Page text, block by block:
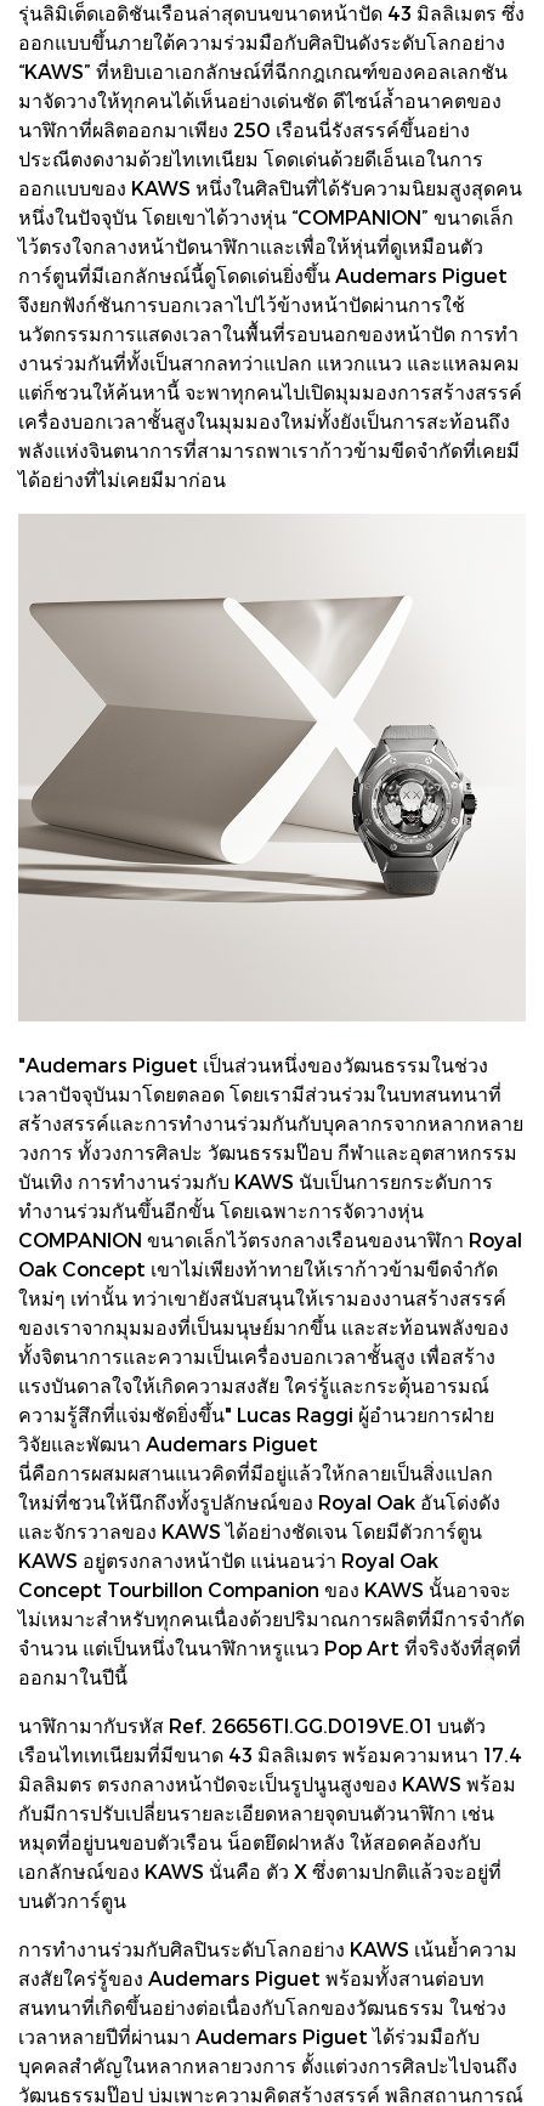
รุ่นลิมิเต็ดเอดิชันเรือนล่าสุดบนขนาดหน้าปัด 43 มิลลิเมตร ซึ่ง
ออกแบบขึ้นภายใต้ความร่วมมือกับศิลปินดังระดับโลกอย่าง
“KAWS” ที่หยิบเอาเอกลักษณ์ที่ฉีกกฎเกณฑ์ของคอลเลกชัน
มาจัดวางให้ทุกคนได้เห็นอย่างเด่นชัด ดีไซน์ล้ำอนาคตของ
นาฬิกาที่ผลิตออกมาเพียง 250 เรือนนี่รังสรรค์ขึ้นอย่าง
ประณีตงดงามด้วยไทเทเนียม โดดเด่นด้วยดีเอ็นเอในการ
ออกแบบของ KAWS หนึ่งในศิลปินที่ได้รับความนิยมสูงสุดคน
หนึ่งในปัจจุบัน โดยเขาได้วางหุ่น “COMPANION” ขนาดเล็ก
ไว้ตรงใจกลางหน้าปัดนาฬิกาและเพื่อให้หุ่นที่ดูเหมือนตัว
การ์ตูนที่มีเอกลักษณ์นี้ดูโดดเด่นยิ่งขึ้น Audemars Piguet
จึงยกฟังก์ชันการบอกเวลาไปไว้ข้างหน้าปัดผ่านการใช้
นวัตกรรมการแสดงเวลาในพื้นที่รอบนอกของหน้าปัด การทํา
งานร่วมกันที่ทั้งเป็นสากลทว่าแปลก แหวกแนว และแหลมคม
แต่ก็ชวนให้ค้นหานี้ จะพาทุกคนไปเปิดมุมมองการสร้างสรรค์
เครื่องบอกเวลาชั้นสูงในมุมมองใหม่ทั้งยังเป็นการสะท้อนถึง
พลังแห่งจินตนาการที่สามารถพาเราก้าวข้ามขีดจํากัดที่เคยมี
ได้อย่างที่ไม่เคยมีมาก่อน
"Audemars Piguet เป็นส่วนหนึ่งของวัฒนธรรมในช่วง
เวลาปัจจุบันมาโดยตลอด โดยเรามีส่วนร่วมในบทสนทนาที่
สร้างสรรค์และการทำงานร่วมกันกับบุคลากรจากหลากหลาย
วงการ ทั้งวงการศิลปะ วัฒนธรรมป๊อบ กีฬาและอุตสาหกรรม
บันเทิง การทำงานร่วมกับ KAWS นับเป็นการยกระดับการ
ทำงานร่วมกันขึ้นอีกขั้น โดยเฉพาะการจัดวางหุ่น
COMPANION ขนาดเล็กไว้ตรงกลางเรือนของนาฬิกา Royal
Oak Concept เขาไม่เพียงท้าทายให้เราก้าวข้ามขีดจำกัด
ใหม่ๆ เท่านั้น ทว่าเขายังสนับสนุนให้เรามองงานสร้างสรรค์
ของเราจากมุมมองที่เป็นมนุษย์มากขึ้น และสะท้อนพลังของ
ทั้งจิตนาการและความเป็นเครื่องบอกเวลาชั้นสูง เพื่อสร้าง
แรงบันดาลใจให้เกิดความสงสัย ใคร่รู้และกระตุ้นอารมณ์
ความรู้สึกที่แจ่มชัดยิ่งขึ้น" Lucas Raggi ผู้อำนวยการฝ่าย
วิจัยและพัฒนา Audemars Piguet
นี่คือการผสมผสานแนวคิดที่มีอยู่แล้วให้กลายเป็นสิ่งแปลก
ใหม่ที่ชวนให้นึกถึงทั้งรูปลักษณ์ของ Royal Oak อันโด่งดัง
และจักรวาลของ KAWS ได้อย่างชัดเจน โดยมีตัวการ์ตูน
KAWS อยู่ตรงกลางหน้าปัด แน่นอนว่า Royal Oak
Concept Tourbillon Companion ของ KAWS นั้นอาจจะ
ไม่เหมาะสำหรับทุกคนเนื่องด้วยปริมาณการผลิตที่มีการจำกัด
จำนวน แต่เป็นหนึ่งในนาฬิกาหรูแนว Pop Art ที่จริงจังที่สุดที่
ออกมาในปีนี้
นาฬิกามากับรหัส Ref. 26656TI.GG.D019VE.01 บนตัว
เรือนไทเทเนียมที่มีขนาด 43 มิลลิเมตร พร้อมความหนา 17.4
มิลลิมตร ตรงกลางหน้าปัดจะเป็นรูปนูนสูงของ KAWS พร้อม
กับมีการปรับเปลี่ยนรายละเอียดหลายจุดบนตัวนาฬิกา เช่น
หมุดที่อยู่บนขอบตัวเรือน น็อตยึดฝาหลัง ให้สอดคล้องกับ
เอกลักษณ์ของ KAWS นั่นคือ ตัว X ซึ่งตามปกติแล้วจะอยู่ที่
บนตัวการ์ตูน
การทํางานร่วมกับศิลปินระดับโลกอย่าง KAWS เน้นย้ำความ
สงสัยใคร่รู้ของ Audemars Piguet พร้อมทั้งสานต่อบท
สนทนาที่เกิดขึ้นอย่างต่อเนื่องกับโลกของวัฒนธรรม ในช่วง
เวลาหลายปีที่ผ่านมา Audemars Piguet ได้ร่วมมือกับ
บุคคลสําคัญในหลากหลายวงการ ตั้งแต่วงการศิลปะไปจนถึง
วัฒนธรรมป๊อป บ่มเพาะความคิดสร้างสรรค์ พลิกสถานการณ์